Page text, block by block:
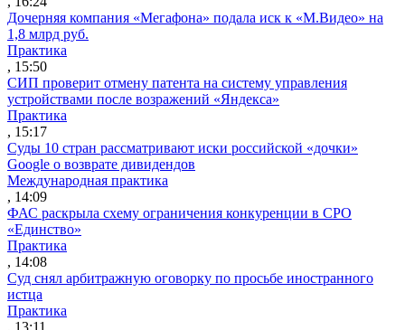
Дочерняя компания «Мегафона» подала иск к «М.Видео» на
1,8 млрд руб.
Практика
, 15:50
СИП проверит отмену патента на систему управления
устройствами после возражений «Яндекса»
Практика
, 15:17
Суды 10 стран рассматривают иски российской «дочки»
Google о возврате дивидендов
Международная практика
, 14:09
ФАС раскрыла схему ограничения конкуренции в СРО
«Единство»
Практика
, 14:08
Суд снял арбитражную оговорку по просьбе иностранного
истца
Практика
, 13:11